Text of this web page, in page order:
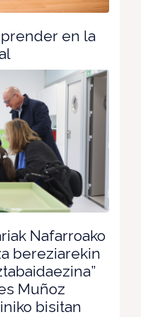
en la
Nafarroako
bereziarekin
Muñoz
bisitan